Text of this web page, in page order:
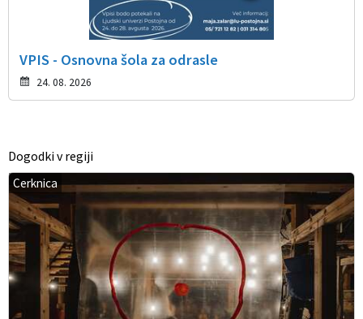
VPIS - Osnovna šola za odrasle
24. 08. 2026
Dogodki v regiji
Cerknica